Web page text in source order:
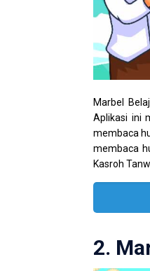
Marbel
Aplikasi ini
membaca
membaca
Kasroh
2.